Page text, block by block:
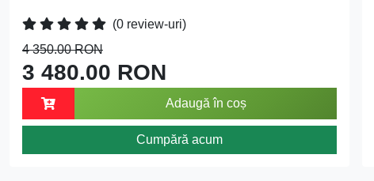
(0 review-uri)
4 350.00 RON
3 480.00 RON
Adaugă în coș
Cumpără acum